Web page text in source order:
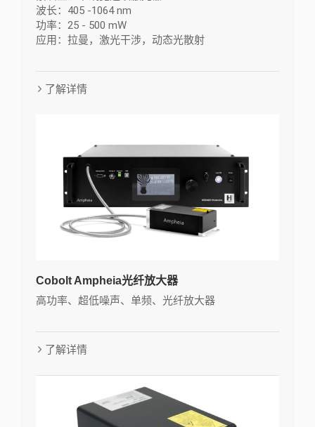
波长：405 -1064 nm
功率：25 - 500 mW
应用：拉曼，激光干涉，动态光散射
了解详情
Cobolt Ampheia光纤放大器
高功率、超低噪声、单频、光纤放大器
了解详情